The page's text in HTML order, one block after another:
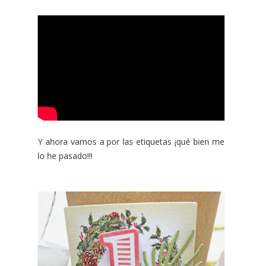
Y ahora vamos a por las etiquetas ¡qué bien me
lo he pasado!!!